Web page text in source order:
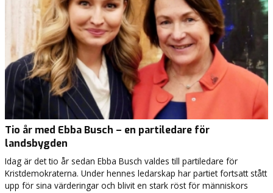
Tio år med Ebba Busch – en partiledare för
landsbygden
Idag är det tio år sedan Ebba Busch valdes till partiledare för
Kristdemokraterna. Under hennes ledarskap har partiet fortsatt stått
upp för sina värderingar och blivit en stark röst för människors